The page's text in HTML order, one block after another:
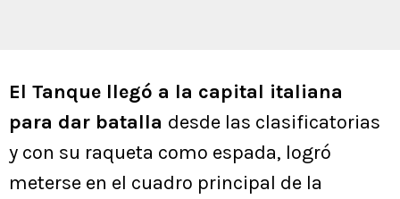
El Tanque llegó a la capital italiana
para dar batalla desde las clasificatorias
y con su raqueta como espada, logró
meterse en el cuadro principal de la